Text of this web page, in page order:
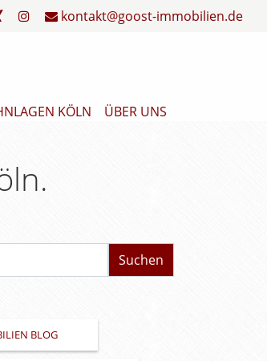
kontakt@goost-immobilien.de
KÖLN ÜBER UNS
BLOG